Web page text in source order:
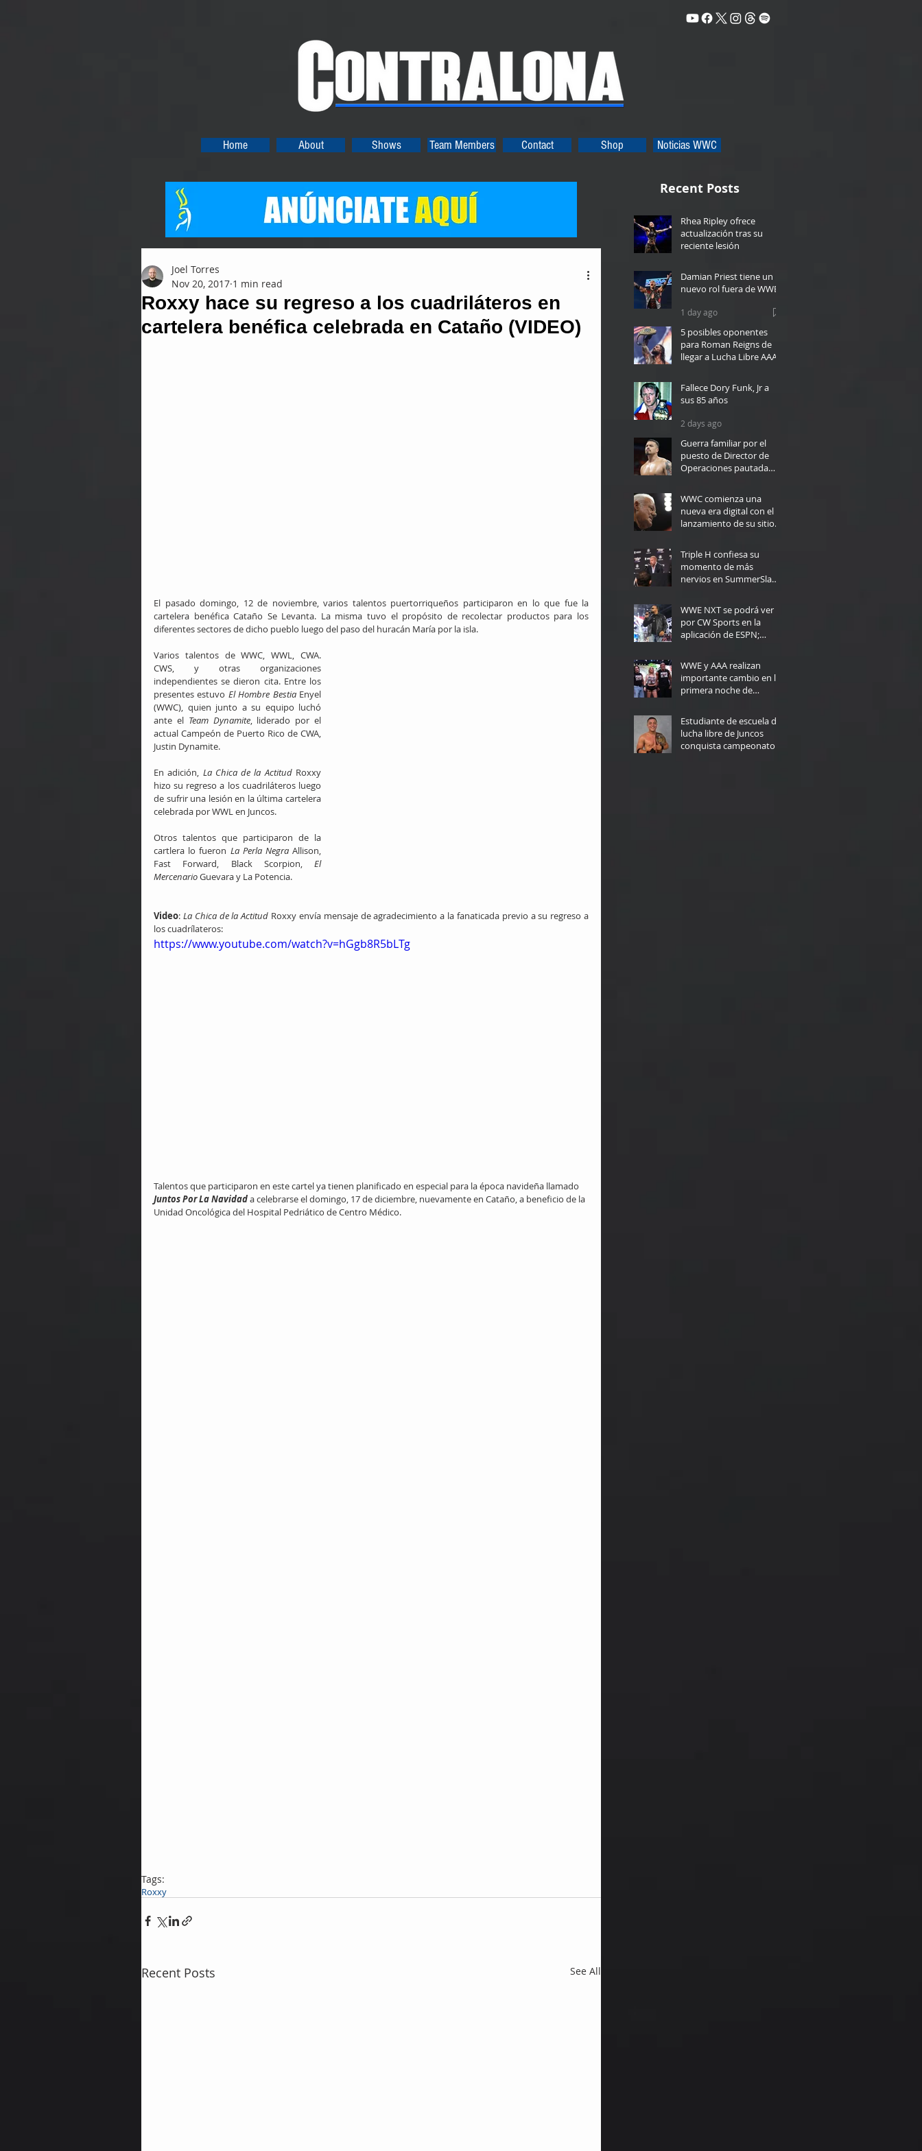
Home About Shows Team Members Contact Shop Noticias WWC
Roxxy hace su regreso a los cuadriláteros en
cartelera benéfica celebrada en Cataño (VIDEO)
Joel Torres
Nov 20, 2017 1 min read
El pasado domingo, 12 de noviembre, varios talentos puertorriqueños participaron en lo que fue la
cartelera benéfica Cataño Se Levanta. La misma tuvo el propósito de recolectar productos para los
diferentes sectores de dicho pueblo luego del paso del huracán María por la isla.
Varios talentos de WWC, WWL, CWA.
CWS, y otras organizaciones
independientes se dieron cita. Entre los
presentes estuvo El Hombre Bestia Enyel
(WWC), quien junto a su equipo luchó
ante el Team Dynamite, liderado por el
actual Campeón de Puerto Rico de CWA,
Justin Dynamite.
En adición, La Chica de la Actitud Roxxy
hizo su regreso a los cuadriláteros luego
de sufrir una lesión en la última cartelera
celebrada por WWL en Juncos.
Otros talentos que participaron de la
cartlera lo fueron La Perla Negra Allison,
Fast Forward, Black Scorpion, El
Mercenario Guevara y La Potencia.
Video: La Chica de la Actitud Roxxy envía mensaje de agradecimiento a la fanaticada previo a su regreso a
los cuadrílateros:
https://www.youtube.com/watch?v=hGgb8R5bLTg
Talentos que participaron en este cartel ya tienen planificado en especial para la época navideña llamado
Juntos Por La Navidad a celebrarse el domingo, 17 de diciembre, nuevamente en Cataño, a beneficio de la
Unidad Oncológica del Hospital Pedriático de Centro Médico.
Tags:
Roxxy
Recent Posts See All
Recent Posts
Rhea Ripley ofrece
actualización tras su
reciente lesión
Damian Priest tiene un
nuevo rol fuera de WWE
1 day ago
5 posibles oponentes
para Roman Reigns de
llegar a Lucha Libre AAA
Fallece Dory Funk, Jr a
sus 85 años
2 days ago
Guerra familiar por el
puesto de Director de
Operaciones pautada
WWC comienza una
nueva era digital con el
lanzamiento de su sitio
Triple H confiesa su
momento de más
nervios en SummerSlam:
WWE NXT se podrá ver
por CW Sports en la
aplicación de ESPN;
WWE y AAA realizan
importante cambio en la
primera noche de
Estudiante de escuela de
lucha libre de Juncos
conquista campeonato